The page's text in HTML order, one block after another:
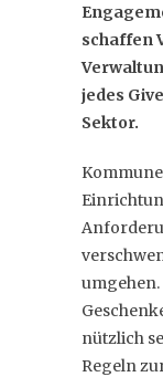
schaffen
jedes
Sektor.
nützlich
Regeln